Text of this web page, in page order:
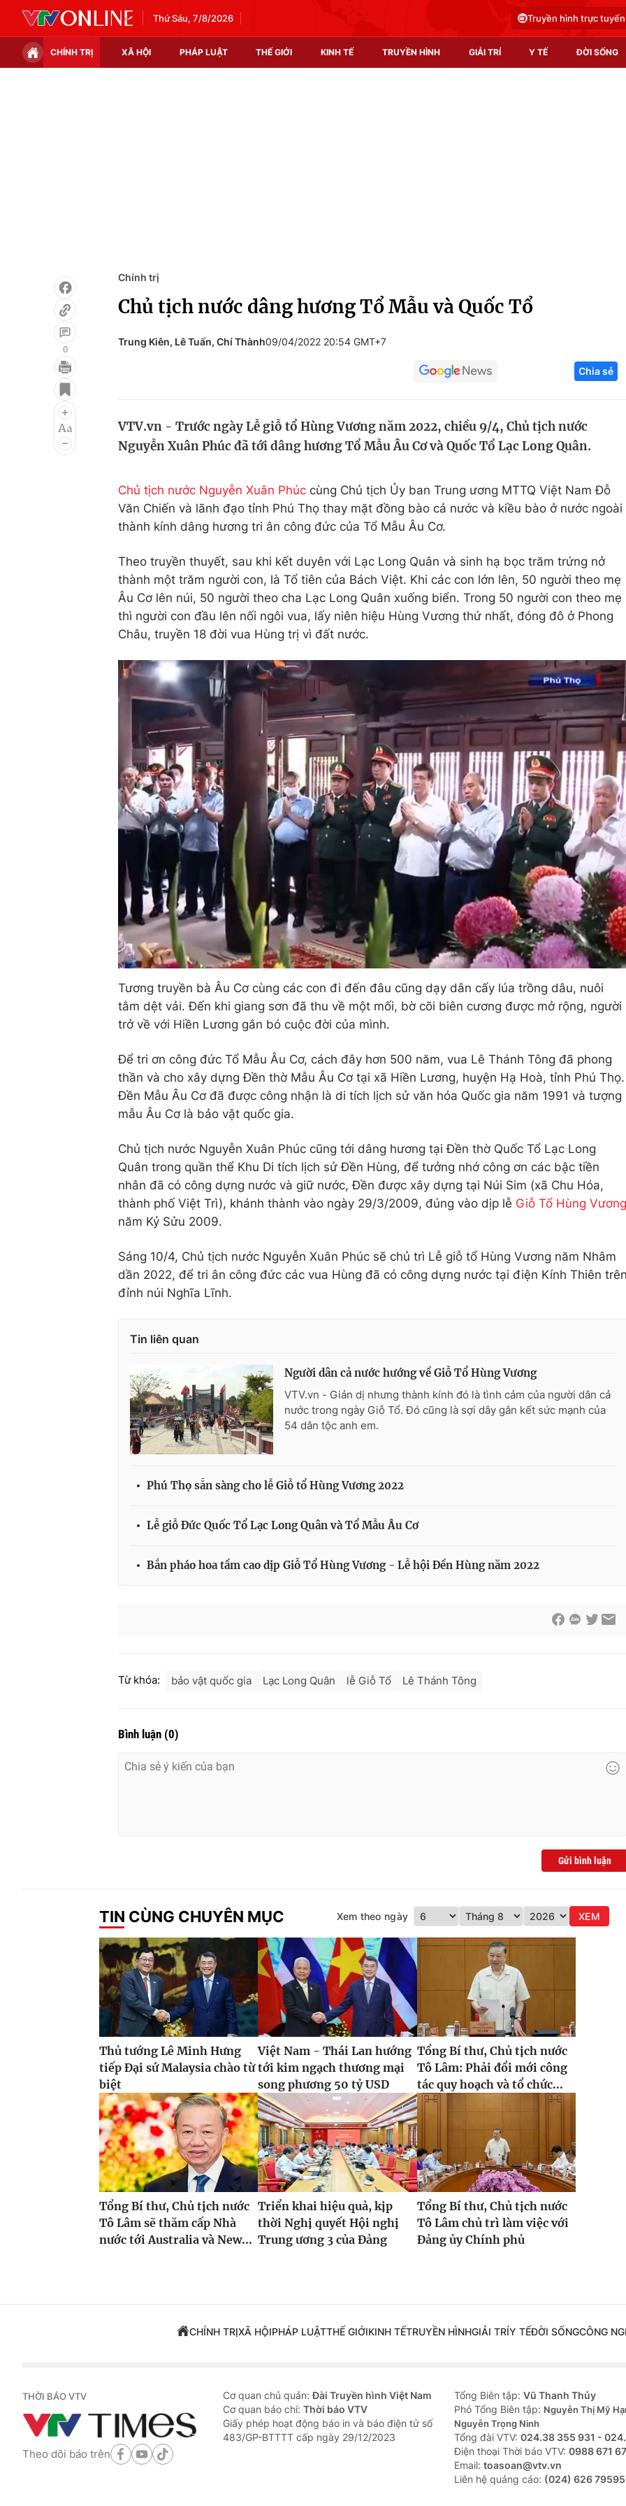
Thứ Sáu, 7/8/2026 Truyền hình trực tuyến
CHÍNH TRỊ XÃ HỘI PHÁP LUẬT THẾ GIỚI KINH TẾ TRUYỀN HÌNH GIẢI TRÍ Y TẾ ĐỜI SỐNG
Điện ảnh
Âm nhạc
Làm đẹp
Học trực tuyến
Công nghệ
Sản phẩm
Tư vấn
0
Chính trị
Chủ tịch nước dâng hương Tổ Mẫu và Quốc Tổ
Trung Kiên, Lê Tuấn, Chí Thành09/04/2022 20:54 GMT+7
Chia sẻ
VTV.vn - Trước ngày Lễ giỗ tổ Hùng Vương năm 2022, chiều 9/4, Chủ tịch nước
Nguyễn Xuân Phúc đã tới dâng hương Tổ Mẫu Âu Cơ và Quốc Tổ Lạc Long Quân.
Chủ tịch nước Nguyễn Xuân Phúc cùng Chủ tịch Ủy ban Trung ương MTTQ Việt Nam Đỗ
Văn Chiến và lãnh đạo tỉnh Phú Thọ thay mặt đồng bào cả nước và kiều bào ở nước ngoài
thành kính dâng hương tri ân công đức của Tổ Mẫu Âu Cơ.
Theo truyền thuyết, sau khi kết duyên với Lạc Long Quân và sinh hạ bọc trăm trứng nở
thành một trăm người con, là Tổ tiên của Bách Việt. Khi các con lớn lên, 50 người theo mẹ
Âu Cơ lên núi, 50 người theo cha Lạc Long Quân xuống biển. Trong 50 người con theo mẹ
thì người con đầu lên nối ngôi vua, lấy niên hiệu Hùng Vương thứ nhất, đóng đô ở Phong
Châu, truyền 18 đời vua Hùng trị vì đất nước.
Tương truyền bà Âu Cơ cùng các con đi đến đâu cũng dạy dân cấy lúa trồng dâu, nuôi
tằm dệt vải. Đến khi giang sơn đã thu về một mối, bờ cõi biên cương được mở rộng, người
trở về với Hiền Lương gắn bó cuộc đời của mình.
Để tri ơn công đức Tổ Mẫu Âu Cơ, cách đây hơn 500 năm, vua Lê Thánh Tông đã phong
thần và cho xây dựng Đền thờ Mẫu Âu Cơ tại xã Hiền Lương, huyện Hạ Hoà, tỉnh Phú Thọ.
Đền Mẫu Âu Cơ đã được công nhận là di tích lịch sử văn hóa Quốc gia năm 1991 và tượng
mẫu Âu Cơ là bảo vật quốc gia.
Chủ tịch nước Nguyễn Xuân Phúc cũng tới dâng hương tại Đền thờ Quốc Tổ Lạc Long
Quân trong quần thể Khu Di tích lịch sử Đền Hùng, để tưởng nhớ công ơn các bậc tiền
nhân đã có công dựng nước và giữ nước, Đền được xây dựng tại Núi Sim (xã Chu Hóa,
thành phố Việt Trì), khánh thành vào ngày 29/3/2009, đúng vào dịp lễ Giỗ Tổ Hùng Vương
năm Kỷ Sửu 2009.
Sáng 10/4, Chủ tịch nước Nguyễn Xuân Phúc sẽ chủ trì Lễ giỗ tổ Hùng Vương năm Nhâm
dần 2022, để tri ân công đức các vua Hùng đã có công dựng nước tại điện Kính Thiên
đỉnh núi Nghĩa Lĩnh.
Tin liên quan
Người dân cả nước hướng về Giỗ Tổ Hùng Vương
VTV.vn - Giản dị nhưng thành kính đó là tình cảm của người dân cả
nước trong ngày Giỗ Tổ. Đó cũng là sợi dây gắn kết sức mạnh của
54 dân tộc anh em.
Phú Thọ sẵn sàng cho lễ Giỗ tổ Hùng Vương 2022
Lễ giỗ Đức Quốc Tổ Lạc Long Quân và Tổ Mẫu Âu Cơ
Bắn pháo hoa tầm cao dịp Giỗ Tổ Hùng Vương - Lễ hội Đền Hùng năm 2022
Từ khóa: bảo vật quốc gia Lạc Long Quân lễ Giỗ Tổ Lê Thánh Tông
Bình luận (0)
Gửi bình luận
TIN CÙNG CHUYÊN MỤC Xem theo ngày XEM
Thủ tướng Lê Minh Hưng
tiếp Đại sứ Malaysia chào từ
biệt
Việt Nam - Thái Lan hướng
tới kim ngạch thương mại
song phương 50 tỷ USD
Tổng Bí thư, Chủ tịch nước
Tô Lâm: Phải đổi mới công
tác quy hoạch và tổ chức...
Tổng Bí thư, Chủ tịch nước
Tô Lâm sẽ thăm cấp Nhà
nước tới Australia và New...
Triển khai hiệu quả, kịp
thời Nghị quyết Hội nghị
Trung ương 3 của Đảng
Tổng Bí thư, Chủ tịch nước
Tô Lâm chủ trì làm việc với
Đảng ủy Chính phủ
CHÍNH TRỊXÃ HỘIPHÁP LUẬTTHẾ GIỚIKINH TẾTRUYỀN HÌNHGIẢI TRÍY TẾĐỜI SỐNGCÔNG
THỜI BÁO VTV
Theo dõi báo trên
Cơ quan chủ quản:Đài Truyền hình Việt Nam
Cơ quan báo chí: Thời báo VTV
Giấy phép hoạt động báo in và báo điện tử số
483/GP-BTTTT cấp ngày 29/12/2023
Tổng Biên tập: Vũ Thanh Thủy
Phó Tổng Biên tập: Nguyễn Thị Mỹ
Nguyễn Trọng Ninh
Tổng đài VTV: 024.38 355 931 -
Ðiện thoại Thời báo VTV: 0988 671
Email: toasoan@vtv.vn
Liên hệ quảng cáo: (024) 626 79595